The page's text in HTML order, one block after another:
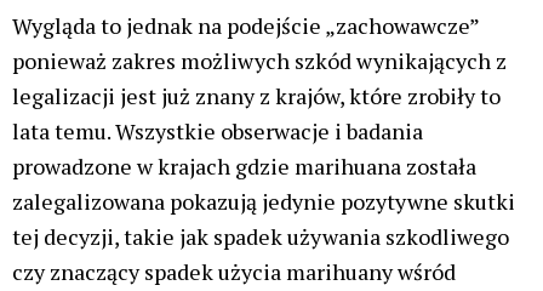
Wygląda to jednak na podejście „zachowawcze”
ponieważ zakres możliwych szkód wynikających z
legalizacji jest już znany z krajów, które zrobiły to
lata temu. Wszystkie obserwacje i badania
prowadzone w krajach gdzie marihuana została
zalegalizowana pokazują jedynie pozytywne skutki
tej decyzji, takie jak spadek używania szkodliwego
czy znaczący spadek użycia marihuany wśród